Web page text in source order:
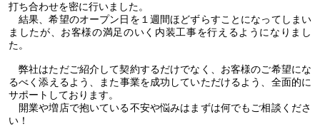
打ち合わせを密に行いました。
結果、希望のオープン日を１週間ほどずらすことになってしまい
ましたが、お客様の満足のいく内装工事を行えるようになりまし
た。
弊社はただご紹介して契約するだけでなく、お客様のご希望にな
るべく添えるよう、また事業を成功していただけるよう、全面的に
サポートしております。
開業や増店で抱いている不安や悩みはまずは何でもご相談くださ
い！